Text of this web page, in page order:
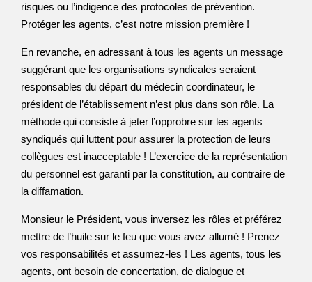
risques ou l’indigence des protocoles de prévention.
Protéger les agents, c’est notre mission première !
En revanche, en adressant à tous les agents un message
suggérant que les organisations syndicales seraient
responsables du départ du médecin coordinateur, le
président de l’établissement n’est plus dans son rôle. La
méthode qui consiste à jeter l’opprobre sur les agents
syndiqués qui luttent pour assurer la protection de leurs
collègues est inacceptable ! L’exercice de la représentation
du personnel est garanti par la constitution, au contraire de
la diffamation.
Monsieur le Président, vous inversez les rôles et préférez
mettre de l’huile sur le feu que vous avez allumé ! Prenez
vos responsabilités et assumez-les ! Les agents, tous les
agents, ont besoin de concertation, de dialogue et